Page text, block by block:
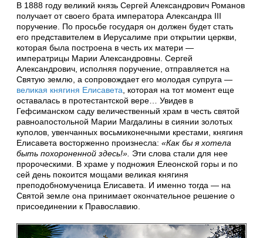
В 1888 году великий князь Сергей Александрович Романов
получает от своего брата императора Александра III
поручение. По просьбе государя он должен будет стать
его представителем в Иерусалиме при открытии церкви,
которая была построена в честь их матери —
императрицы Марии Александровны. Сергей
Александрович, исполняя поручение, отправляется на
Святую землю, а сопровождает его молодая супруга —
великая княгиня Елисавета, которая на тот момент еще
оставалась в протестантской вере… Увидев в
Гефсиманском саду величественный храм в честь святой
равноапостольной Марии Магдалины в сиянии золотых
куполов, увенчанных восьмиконечными крестами, княгиня
Елисавета восторженно произнесла: «Как бы я хотела
быть похороненной здесь!». Эти слова стали для нее
пророческими. В храме у подножия Елеонской горы и по
сей день покоится мощами великая княгиня
преподобномученица Елисавета. И именно тогда — на
Святой земле она принимает окончательное решение о
присоединении к Православию.